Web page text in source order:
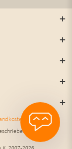
und ggf.